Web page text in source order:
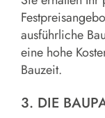
ausführliche
eine hohe
Bauzeit.
3. DIE